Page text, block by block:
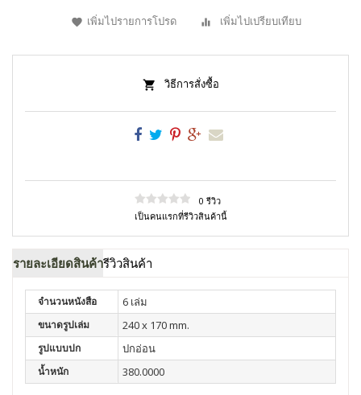
เพิ่มไปรายการโปรด เพิ่มไปเปรียบเทียบ
วิธีการสั่งซื้อ
0 รีวิว
เป็นคนแรกที่รีวิวสินค้านี้
รายละเอียดสินค้ารีวิวสินค้า
จำนวนหนังสือ 6 เล่ม
ขนาดรูปเล่ม 240 x 170 mm.
รูปแบบปก ปกอ่อน
น้ำหนัก 380.0000